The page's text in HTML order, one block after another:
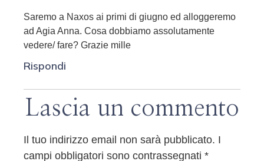
Saremo a Naxos ai primi di giugno ed alloggeremo
ad Agia Anna. Cosa dobbiamo assolutamente
vedere/ fare? Grazie mille
Rispondi
Lascia un commento
Il tuo indirizzo email non sarà pubblicato. I
campi obbligatori sono contrassegnati *